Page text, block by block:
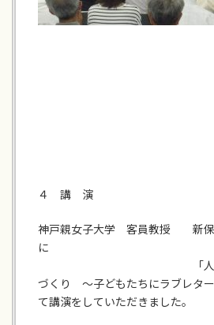
４ 講 演
神戸親女子大学 客員教授 新保
「人権文化の
づくり ～子どもたちにラブレタ
て講演をしていただきました。